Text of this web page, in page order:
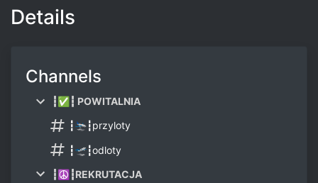
Details
Channels
┇✅┇ POWITALNIA
┇🛬┇przyloty
┇🛫┇odloty
┇☮┇REKRUTACJA